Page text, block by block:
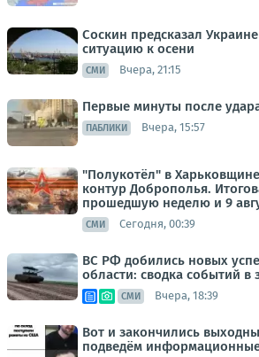
Соскин предсказал
ситуацию к осени
СМИ Вчера, 21:15
Первые минуты после
ПАБЛИКИ Вчера, 15:57
"Полукотёл" в
контур Доброполья.
прошедшую неделю и 9
СМИ Сегодня, 00:39
ВС РФ добились новых
области: сводка событий в
СМИ Вчера, 18:39
Вот и закончились
подведём информационные